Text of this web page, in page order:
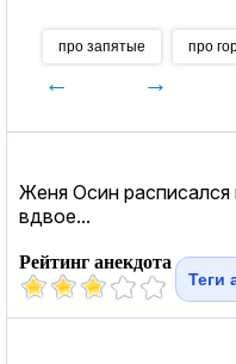
про запятые про
← →
Женя Осин расписался
вдвое...
Рейтинг анекдота
Теги